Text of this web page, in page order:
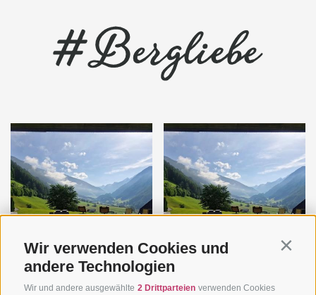
Wir verwenden Cookies und
andere Technologien
Wir und andere ausgewählte 2 Drittparteien verwenden Cookies